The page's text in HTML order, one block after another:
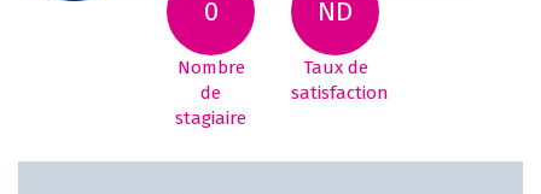
0
Nombre
de
stagiaire
ND
Taux de
satisfaction